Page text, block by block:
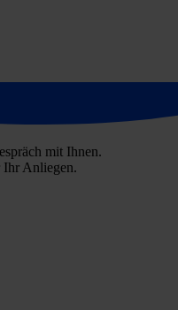
mit Ihnen.
Ihr Anliegen.